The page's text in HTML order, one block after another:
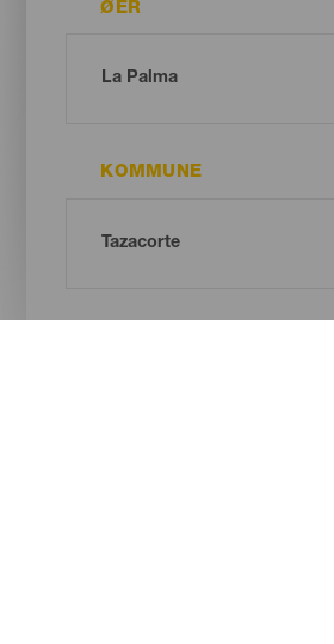
ØER
KOMMUNE